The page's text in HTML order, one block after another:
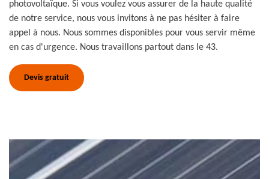
photovoltaïque. Si vous voulez vous assurer de la haute qualité
de notre service, nous vous invitons à ne pas hésiter à faire
appel à nous. Nous sommes disponibles pour vous servir même
en cas d'urgence. Nous travaillons partout dans le 43.
Devis gratuit